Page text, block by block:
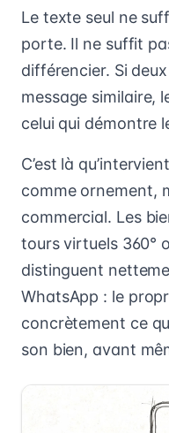
Le texte seul ne
porte. Il ne suffit
différencier. Si
message similaire,
celui qui démontre
C’est là
comme ornement,
commercial. Les
tours virtuels 360°
distinguent
WhatsApp : le
concrètement ce
son bien, avant